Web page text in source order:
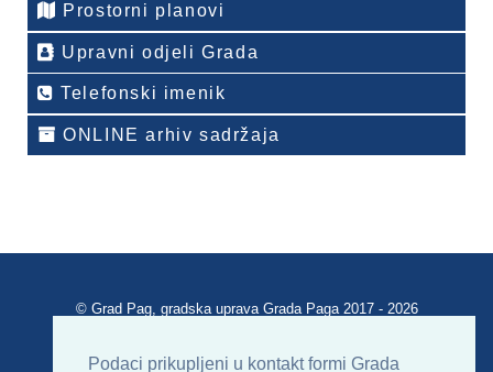
Podaci prikupljeni u kontakt formi Grada
Prostorni planovi
Upravni odjeli Grada
Telefonski imenik
ONLINE arhiv sadržaja
© Grad Pag, gradska uprava Grada Paga 2017 - 2026